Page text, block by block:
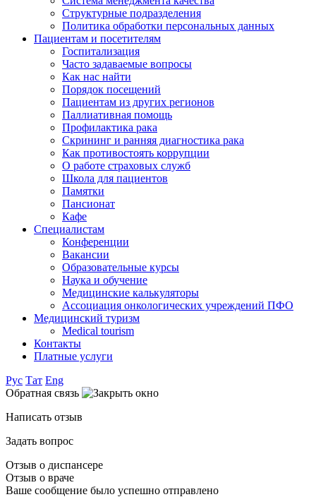
Структурные подразделения
Политика обработки персональных данных
Пациентам и посетителям
Госпитализация
Часто задаваемые вопросы
Как нас найти
Порядок посещений
Пациентам из других регионов
Паллиативная помощь
Профилактика рака
Скрининг и ранняя диагностика рака
Как противостоять коррупции
О работе страховых служб
Школа для пациентов
Памятки
Пансионат
Кафе
Специалистам
Конференции
Вакансии
Образовательные курсы
Наука и обучение
Медицинские калькуляторы
Ассоциация oнкологических учреждений ПФО
Медицинский туризм
Medical tourism
Контакты
Платные услуги
Рус Тат Eng
Обратная связь
Написать отзыв
Задать вопрос
Отзыв о диспансере
Отзыв о враче
Ваше сообщение было успешно отправлено